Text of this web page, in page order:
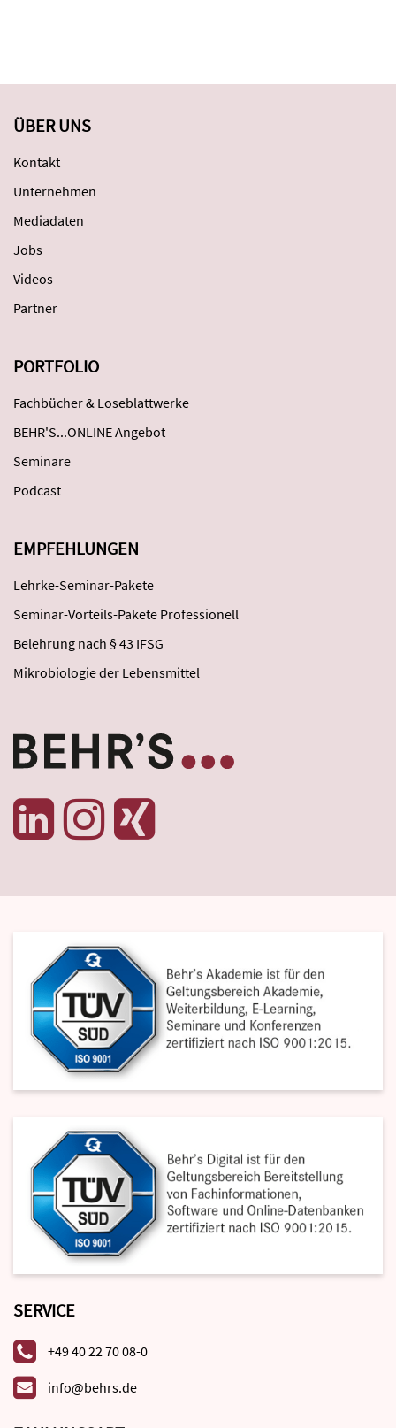
ÜBER UNS
Kontakt
Unternehmen
Mediadaten
Jobs
Videos
Partner
PORTFOLIO
Fachbücher & Loseblattwerke
BEHR'S...ONLINE Angebot
Seminare
Podcast
EMPFEHLUNGEN
Lehrke-Seminar-Pakete
Seminar-Vorteils-Pakete Professionell
Belehrung nach § 43 IFSG
Mikrobiologie der Lebensmittel
SERVICE
+49 40 22 70 08-0
info@behrs.de